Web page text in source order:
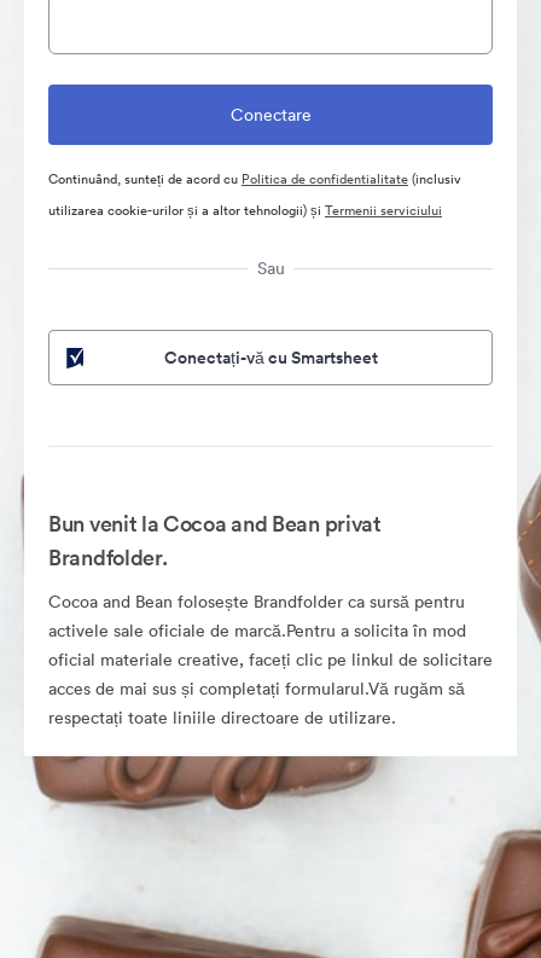
Continuând, sunteți de acord cu Politica de confidentialitate(inclusiv
utilizarea cookie-urilor și a altor tehnologii) și Termenii serviciului
Sau
Conectați-vă cu Smartsheet
Bun venit la Cocoa and Bean privat
Brandfolder.
Cocoa and Bean folosește Brandfolder ca sursă pentru
activele sale oficiale de marcă.Pentru a solicita în mod
oficial materiale creative, faceți clic pe linkul de solicitare
acces de mai sus și completați formularul.Vă rugăm să
respectați toate liniile directoare de utilizare.